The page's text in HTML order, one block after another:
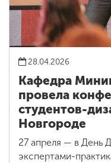
28.04.2026
Кафедра
провела
студентов-
Новгороде
27 апреля — в День
экспертами-